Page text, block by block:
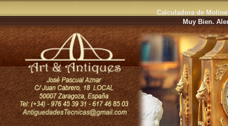
Calculadora de
Muy Bien.